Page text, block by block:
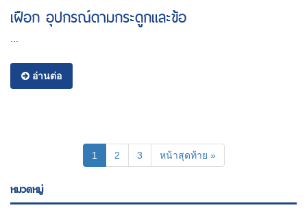
เฝือก อุปกรณ์ดามกระดูกและข้อ
อ่านต่อ
1 (current)
2 3 หน้าสุดท้าย »
หมวดหมู่